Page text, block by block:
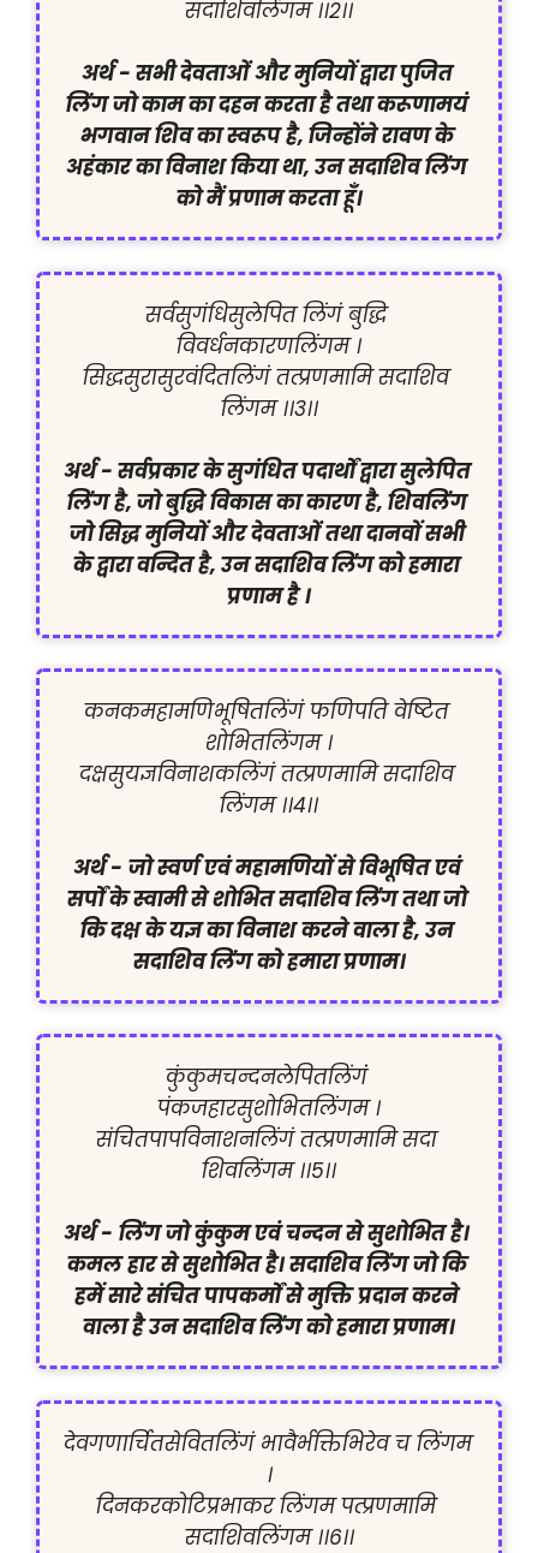
सदाशिवलिंगम ।।2।।
अर्थ - सभी देवताओं और मुनियों द्वारा पुजित
लिंग जो काम का दहन करता है तथा करूणामयं
भगवान शिव का स्वरूप है, जिन्होंने रावण के
अहंकार का विनाश किया था, उन सदाशिव लिंग
को मैं प्रणाम करता हूँ।
सर्वसुगंधिसुलेपित लिंगं बुद्धि
विवर्धनकारणलिंगम ।
सिद्धसुरासुरवंदितलिंगं तत्प्रणमामि सदाशिव
लिंगम ।।3।।
अर्थ - सर्वप्रकार के सुगंधित पदार्थों द्वारा सुलेपित
लिंग है, जो बुद्धि विकास का कारण है, शिवलिंग
जो सिद्ध मुनियों और देवताओं तथा दानवों सभी
के द्वारा वन्दित है, उन सदाशिव लिंग को हमारा
प्रणाम है ।
कनकमहामणिभूषितलिंगं फणिपति वेष्टित
शोभितलिंगम ।
दक्षसुयज्ञविनाशकलिंगं तत्प्रणमामि सदाशिव
लिंगम ।।4।।
अर्थ - जो स्वर्ण एवं महामणियों से विभूषित एवं
सर्पों के स्वामी से शोभित सदाशिव लिंग तथा जो
कि दक्ष के यज्ञ का विनाश करने वाला है, उन
सदाशिव लिंग को हमारा प्रणाम।
कुंकुमचन्दनलेपितलिंगंं
पंकजहारसुशोभितलिंगम ।
संचितपापविनाशनलिंगं तत्प्रणमामि सदा
शिवलिंगम ।।5।।
अर्थ - लिंग जो कुंकुम एवं चन्दन से सुशोभित है।
कमल हार से सुशोभित है। सदाशिव लिंग जो कि
हमें सारे संचित पापकर्मों से मुक्ति प्रदान करने
वाला है उन सदाशिव लिंग को हमारा प्रणाम।
देवगणार्चितसेवितलिंगं भावैर्भक्तिभिरेव च लिंगम
।
दिनकरकोटिप्रभाकर लिंगम पत्प्रणमामि
सदाशिवलिंगम ।।6।।